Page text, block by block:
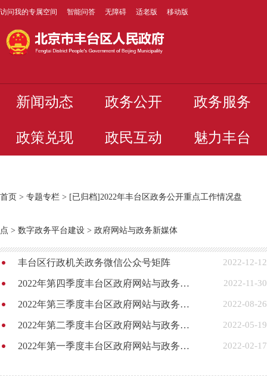
访问我的专属空间 智能问答 无障碍 适老版 移动版
新闻动态 政务公开 政务服务
政策兑现 政民互动 魅力丰台
首页 > 专题专栏 > [已归档]2022年丰台区政务公开重点工作情况盘
点 > 数字政务平台建设 > 政府网站与政务新媒体
丰台区行政机关政务微信公众号矩阵 2022-12-12
2022年第四季度丰台区政府网站与政务新媒体自查报告 2022-11-30
2022年第三季度丰台区政府网站与政务新媒体自查报告 2022-08-26
2022年第二季度丰台区政府网站与政务新媒体自查报告 2022-05-19
2022年第一季度丰台区政府网站与政务新媒体自查报告 2022-02-17